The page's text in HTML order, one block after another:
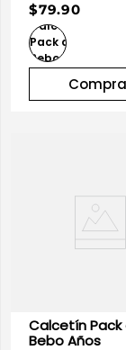
$79.90
Calcetín Pack de
Bebo Años
. playera manga